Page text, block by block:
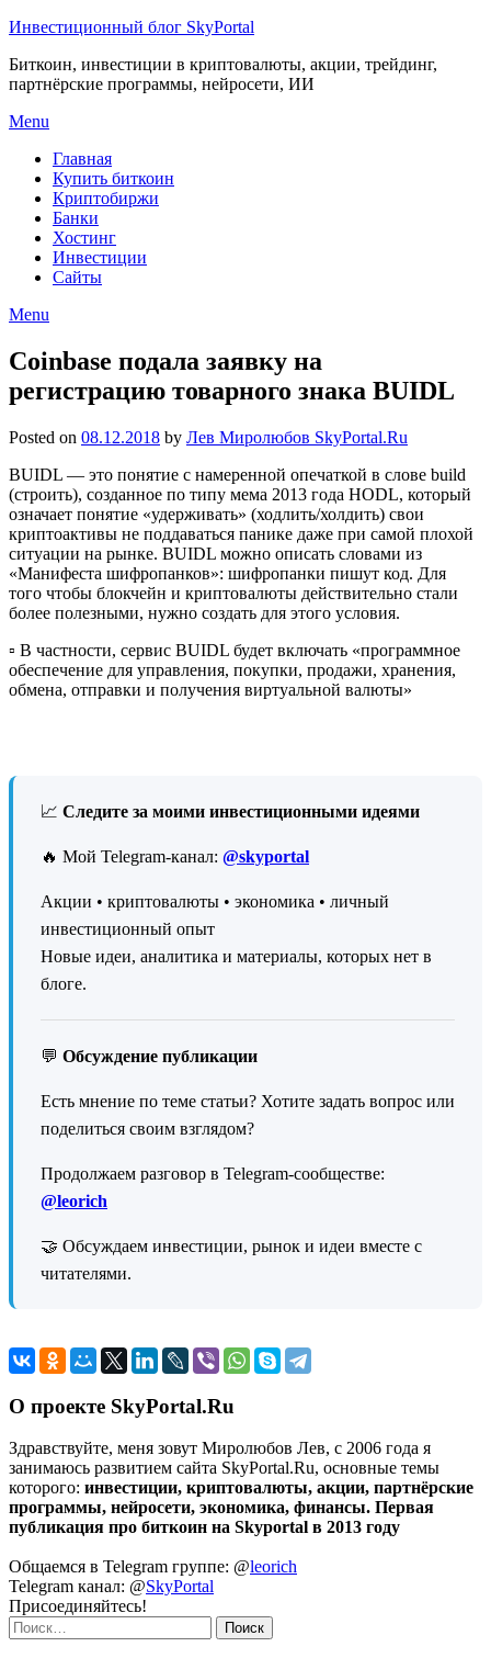
Инвестиционный блог SkyPortal
Биткоин, инвестиции в криптовалюты, акции, трейдинг,
партнёрские программы, нейросети, ИИ
Menu
Главная
Купить биткоин
Криптобиржи
Банки
Хостинг
Инвестиции
Сайты
Menu
Coinbase подала заявку на
регистрацию товарного знака BUIDL
Posted on 08.12.2018 by Лев Миролюбов SkyPortal.Ru
BUIDL — это понятие с намеренной опечаткой в слове build
(строить), созданное по типу мема 2013 года HODL, который
означает понятие «удерживать» (ходлить/холдить) свои
криптоактивы не поддаваться панике даже при самой плохой
ситуации на рынке. BUIDL можно описать словами из
«Манифеста шифропанков»: шифропанки пишут код. Для
того чтобы блокчейн и криптовалюты действительно стали
более полезными, нужно создать для этого условия.
▫️ В частности, сервис BUIDL будет включать «программное
обеспечение для управления, покупки, продажи, хранения,
обмена, отправки и получения виртуальной валюты»
📈 Следите за моими инвестиционными идеями
🔥 Мой Telegram-канал: @skyportal
Акции • криптовалюты • экономика • личный
инвестиционный опыт
Новые идеи, аналитика и материалы, которых нет в
блоге.
💬 Обсуждение публикации
Есть мнение по теме статьи? Хотите задать вопрос или
поделиться своим взглядом?
Продолжаем разговор в Telegram-сообществе:
@leorich
🤝 Обсуждаем инвестиции, рынок и идеи вместе с
читателями.
О проекте SkyPortal.Ru
Здравствуйте, меня зовут Миролюбов Лев, с 2006 года я
занимаюсь развитием сайта SkyPortal.Ru, основные темы
которого: инвестиции, криптовалюты, акции, партнёрские
программы, нейросети, экономика, финансы. Первая
публикация про биткоин на Skyportal в 2013 году
Общаемся в Telegram группе: @leorich
Telegram канал: @SkyPortal
Присоединяйтесь!
Найти: